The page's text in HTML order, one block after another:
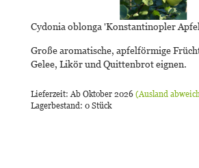
Cydonia oblonga 'Konstantinopler
Große aromatische, apfelförmige
Gelee, Likör und Quittenbrot eignen.
Lieferzeit: Ab Oktober 2026 (Ausland
Lagerbestand: 0 Stück